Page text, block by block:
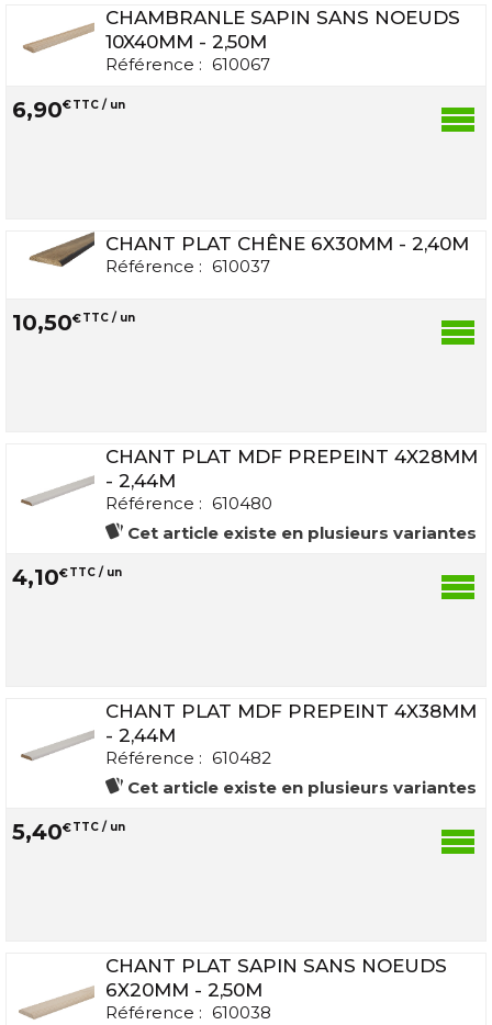
CHAMBRANLE SAPIN SANS NOEUDS
10X40MM - 2,50M
Référence : 610067
6,90€TTC / un
CHANT PLAT CHÊNE 6X30MM - 2,40M
Référence : 610037
10,50€TTC / un
CHANT PLAT MDF PREPEINT 4X28MM
- 2,44M
Référence : 610480
Cet article existe en plusieurs variantes
4,10€TTC / un
CHANT PLAT MDF PREPEINT 4X38MM
- 2,44M
Référence : 610482
Cet article existe en plusieurs variantes
5,40€TTC / un
CHANT PLAT SAPIN SANS NOEUDS
6X20MM - 2,50M
Référence : 610038